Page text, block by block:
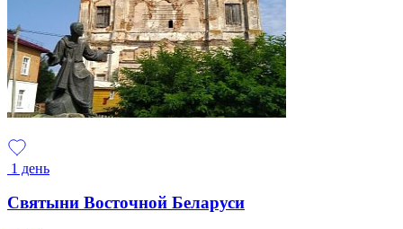
1 день
Святыни Восточной Беларуси